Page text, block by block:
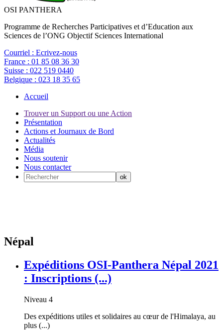
OSI PANTHERA
Programme de Recherches Participatives et d’Education aux
Sciences de l’ONG Objectif Sciences International
Courriel : Ecrivez-nous
France : 01 85 08 36 30
Suisse : 022 519 0440
Belgique : 023 18 35 65
Accueil
Trouver un Support ou une Action
Présentation
Actions et Journaux de Bord
Actualités
Média
Nous soutenir
Nous contacter
Népal
Expéditions OSI-Panthera Népal 2021
: Inscriptions (...)
Niveau 4
Des expéditions utiles et solidaires au cœur de l'Himalaya, au
plus (...)